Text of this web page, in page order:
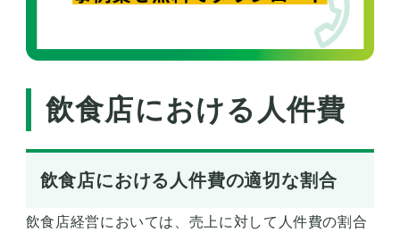
飲食店における人件費
飲食店における人件費の適切な割合
飲食店経営においては、売上に対して人件費の割合